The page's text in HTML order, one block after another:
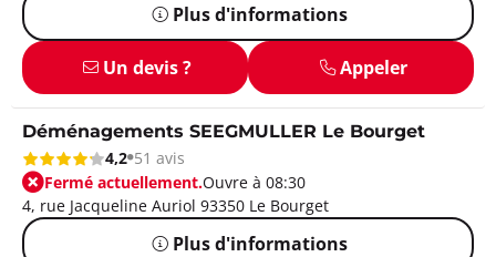
Plus d'informations
Un devis ? Appeler
Déménagements SEEGMULLER Le Bourget
4,2 51 avis
Fermé actuellement.Ouvre à 08:30
4, rue Jacqueline Auriol 93350 Le Bourget
Plus d'informations